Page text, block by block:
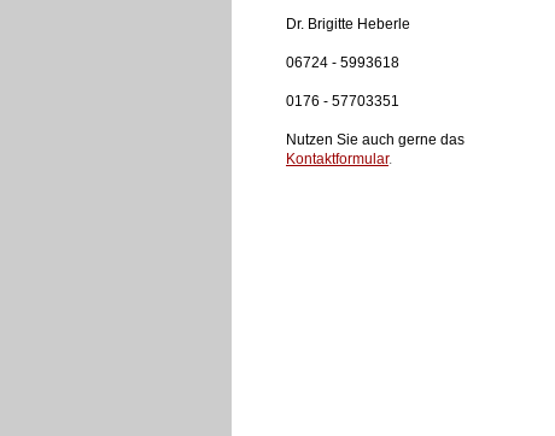
Dr. Brigitte Heberle
06724 - 5993618
0176 - 57703351
Nutzen Sie auch gerne das
Kontaktformular.